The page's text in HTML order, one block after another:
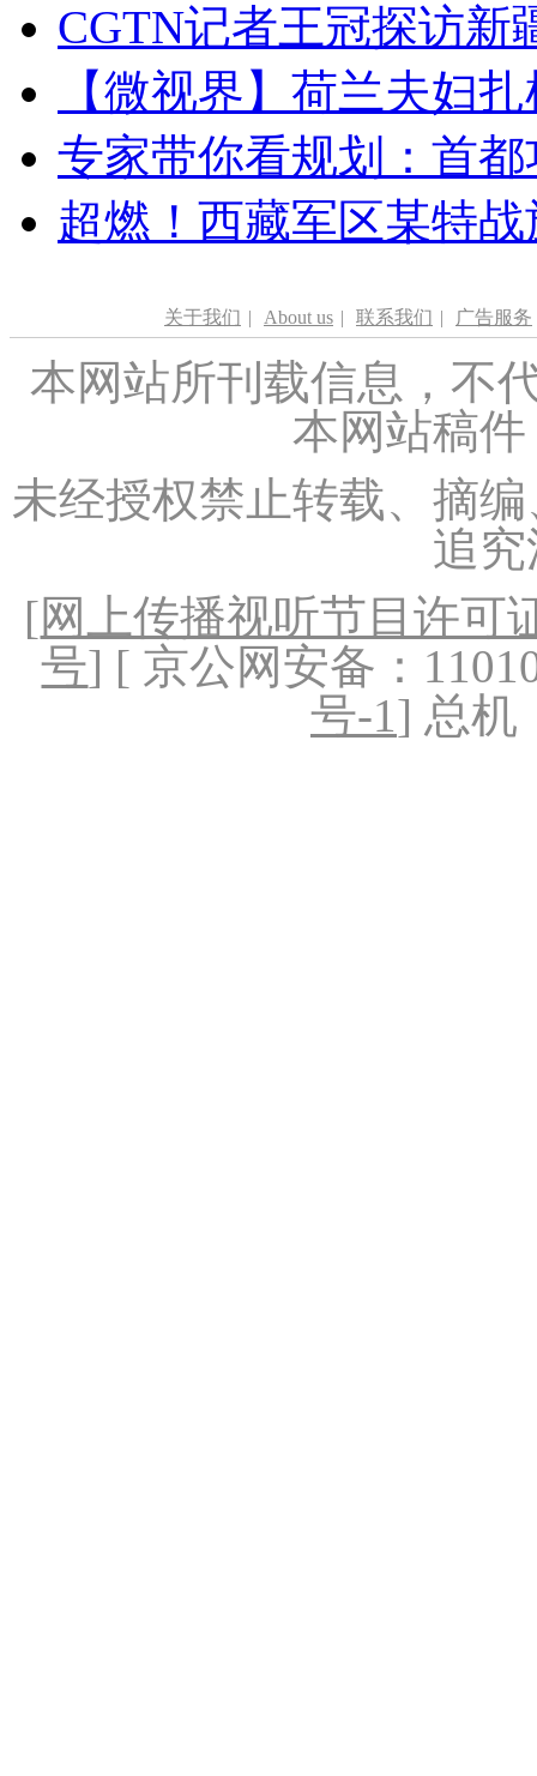
CGTN记者王冠探访新
【微视界】荷兰夫妇
专家带你看规划：首
超燃！西藏军区某特
关于我们 | About us | 联系我们 | 广告服务
本网站所刊载信息，不
本网站稿
未经授权禁止转载、摘
追
[网上传播视听节目许可
号] [ 京公网安备：
号-1] 总机